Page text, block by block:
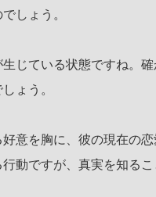
しょう。
じている状態ですね。
ょう。
意を胸に、彼の現在の恋
動ですが、真実を知る